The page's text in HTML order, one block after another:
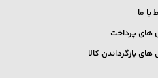
با ما
های پرداخت
بازگرداندن کالا